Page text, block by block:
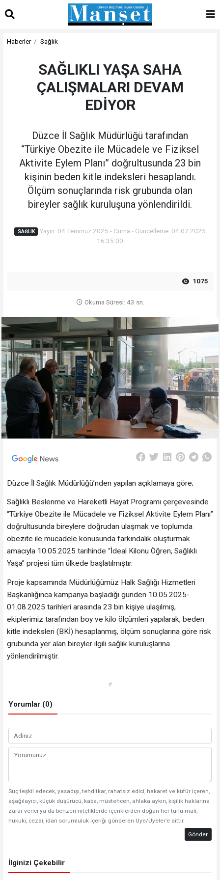
Haberler Sağlık
SAĞLIKLI YAŞA SAHA
ÇALIŞMALARI DEVAM
EDİYOR
Düzce İl Sağlık Müdürlüğü tarafından
“Türkiye Obezite ile Mücadele ve Fiziksel
Aktivite Eylem Planı” doğrultusunda 23 bin
kişinin beden kitle indeksleri hesaplandı.
Ölçüm sonuçlarında risk grubunda olan
bireyler sağlık kuruluşuna yönlendirildi.
SAĞLIK
Yayın: 04 Temmuz 2025 - Cuma - Güncelleme: 04.07.2025
16:35:00
1075
Okuma Süresi: 43 sn.
Düzce İl Sağlık Müdürlüğü’nden yapılan açıklamaya göre;
Sağlıklı Beslenme ve Hareketli Hayat Programı çerçevesinde
“Türkiye Obezite ile Mücadele ve Fiziksel Aktivite Eylem Planı”
doğrultusunda bireylere doğrudan ulaşmak ve toplumda
obezite ile mücadele konusunda farkındalık oluşturmak
amacıyla 10.05.2025 tarihinde “İdeal Kilonu Öğren, Sağlıklı
Yaşa” projesi tüm ülkede başlatılmıştır.
Proje kapsamında Müdürlüğümüz Halk Sağlığı Hizmetleri
Başkanlığınca kampanya başladığı günden 10.05.2025-
01.08.2025 tarihleri arasında 23 bin kişiye ulaşılmış,
ekiplerimiz tarafından boy ve kilo ölçümleri yapılarak, beden
kitle indeksleri (BKİ) hesaplanmış, ölçüm sonuçlarına göre risk
grubunda yer alan bireyler ilgili sağlık kuruluşlarına
yönlendirilmiştir.
#
Yorumlar (0)
Suç teşkil edecek, yasadışı, tehditkar, rahatsız edici, hakaret ve küfür içeren,
aşağılayıcı, küçük düşürücü, kaba, müstehcen, ahlaka aykırı, kişilik haklarına
zarar verici ya da benzeri niteliklerde içeriklerden doğan her türlü mali,
hukuki, cezai, idari sorumluluk içeriği gönderen Üye/Üyeler’e aittir.
Gönder
İlginizi Çekebilir